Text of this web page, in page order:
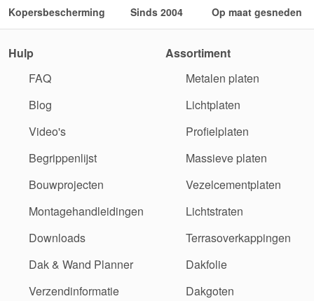
Kopersbescherming Sinds 2004 Op maat gesneden
Hulp
FAQ
Blog
Video's
Begrippenlijst
Bouwprojecten
Montagehandleidingen
Downloads
Dak & Wand Planner
Verzendinformatie
Assortiment
Metalen platen
Lichtplaten
Profielplaten
Massieve platen
Vezelcementplaten
Lichtstraten
Terrasoverkappingen
Dakfolie
Dakgoten